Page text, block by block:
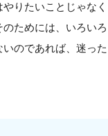
りたいことじゃなく
ためには、いろいろ
のであれば、迷った